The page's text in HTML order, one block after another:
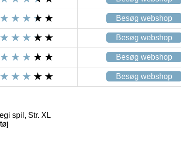
Besøg webshop
Besøg webshop
Besøg webshop
Besøg webshop
spil, Str. XL